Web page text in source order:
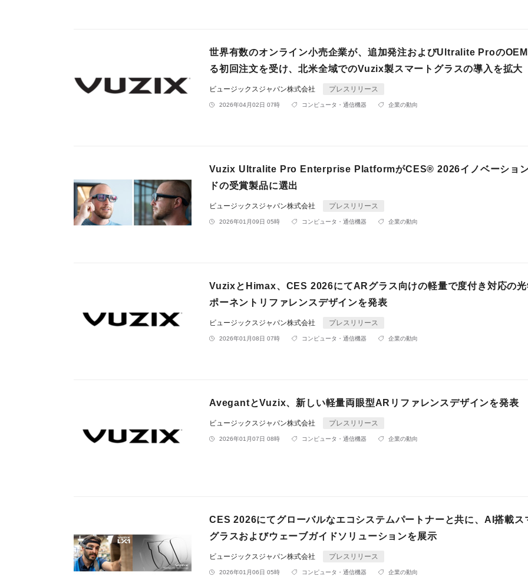
世界有数のオンライン小売企業が、追加発注およびUltralite Proの
る初回注文を受け、北米全域でのVuzix製スマートグラスの導入を拡大
ビュージックスジャパン株式会社 プレスリリース
2026年04月02日 07時 コンピュータ・通信機器 企業の動向
Vuzix Ultralite Pro Enterprise PlatformがCES® 2026イノベーショ
ドの受賞製品に選出
ビュージックスジャパン株式会社 プレスリリース
2026年01月09日 05時 コンピュータ・通信機器 企業の動向
VuzixとHimax、CES 2026にてARグラス向けの軽量で度付き対応の
ポーネントリファレンスデザインを発表
ビュージックスジャパン株式会社 プレスリリース
2026年01月08日 07時 コンピュータ・通信機器 企業の動向
AvegantとVuzix、新しい軽量両眼型ARリファレンスデザインを発表
ビュージックスジャパン株式会社 プレスリリース
2026年01月07日 08時 コンピュータ・通信機器 企業の動向
CES 2026にてグローバルなエコシステムパートナーと共に、AI搭載ス
グラスおよびウェーブガイドソリューションを展示
ビュージックスジャパン株式会社 プレスリリース
2026年01月06日 05時 コンピュータ・通信機器 企業の動向